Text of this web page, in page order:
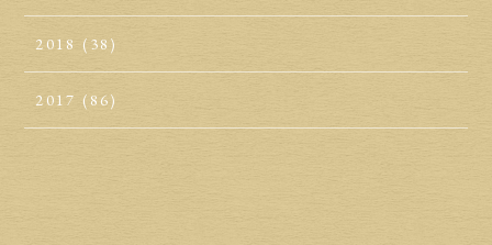
2018 (38)
2017 (86)